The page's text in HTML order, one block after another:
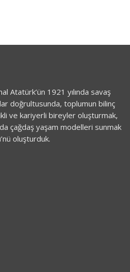
Atatürk’ün 1921 yılında savaş
doğrultusunda, toplumun bilinç
ve kariyerli bireyler oluşturmak,
çağdaş yaşam modelleri sunmak
oluşturduk.